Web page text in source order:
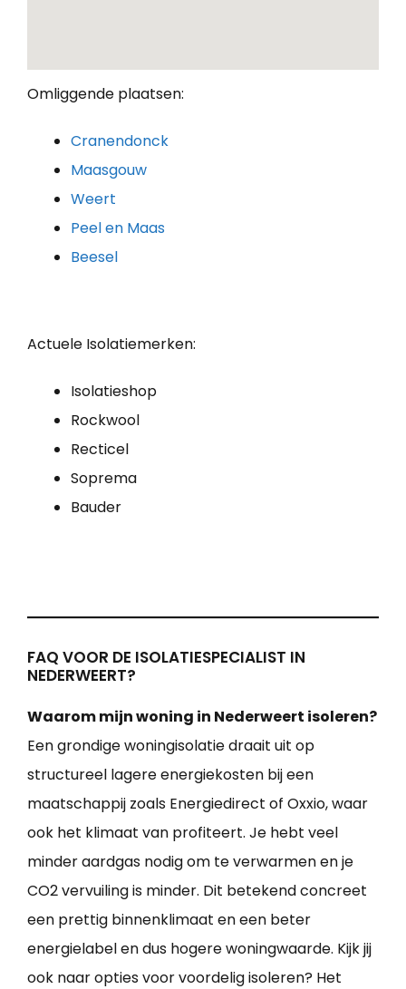
Omliggende plaatsen:
Cranendonck
Maasgouw
Weert
Peel en Maas
Beesel
Actuele Isolatiemerken:
Isolatieshop
Rockwool
Recticel
Soprema
Bauder
FAQ VOOR DE ISOLATIESPECIALIST IN
NEDERWEERT?
Waarom mijn woning in Nederweert isoleren?
Een grondige woningisolatie draait uit op
structureel lagere energiekosten bij een
maatschappij zoals Energiedirect of Oxxio, waar
ook het klimaat van profiteert. Je hebt veel
minder aardgas nodig om te verwarmen en je
CO2 vervuiling is minder. Dit betekend concreet
een prettig binnenklimaat en een beter
energielabel en dus hogere woningwaarde. Kijk jij
ook naar opties voor voordelig isoleren? Het